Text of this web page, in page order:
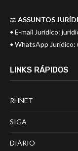
⚖️ ASSUNTOS
• E-mail Jurídico:
• WhatsApp Jurídico:
LINKS RÁPIDOS
RHNET
SIGA
DIÁRIO